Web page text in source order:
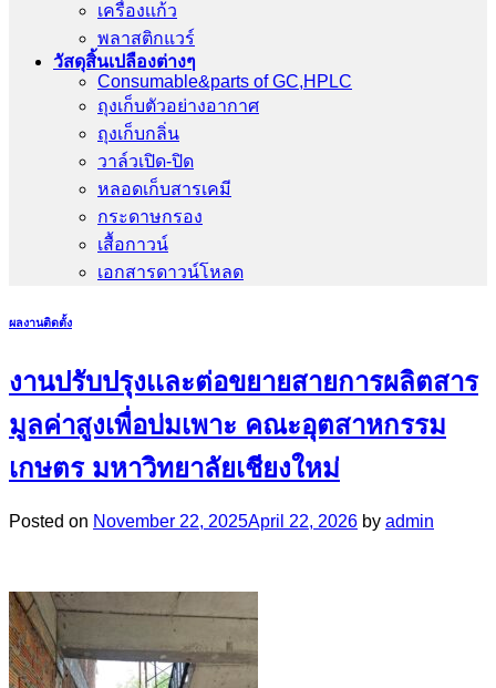
เครื่องเเก้ว
พลาสติกแวร์
วัสดุสิ้นเปลืองต่างๆ
Consumable&parts of GC,HPLC
ถุงเก็บตัวอย่างอากาศ
ถุงเก็บกลิ่น
วาล์วเปิด-ปิด
หลอดเก็บสารเคมี
กระดาษกรอง
เสื้อกาวน์
เอกสารดาวน์โหลด
ผลงานติดตั้ง
งานปรับปรุงเเละต่อขยายสายการผลิตสาร
มูลค่าสูงเพื่อบ่มเพาะ คณะอุตสาหกรรม
เกษตร มหาวิทยาลัยเชียงใหม่
Posted on November 22, 2025April 22, 2026 by admin